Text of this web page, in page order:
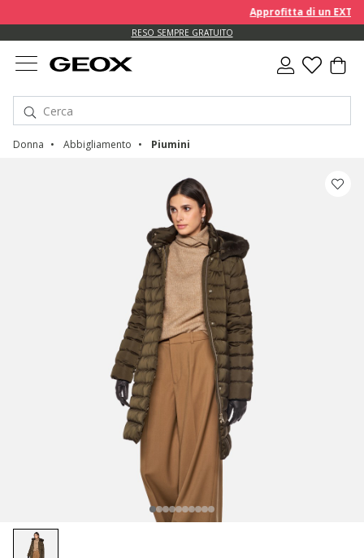
Approfitta di un
RESO SEMPRE GRATUITO
Donna Abbigliamento Piumini